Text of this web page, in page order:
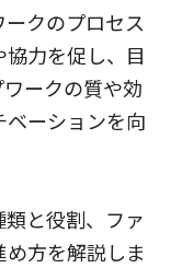
クのプロセス
力を促し、目
ークの質や効
ーションを向
と役割、ファ
方を解説しま